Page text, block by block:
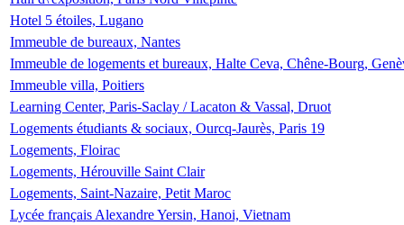
Hotel 5 étoiles, Lugano
Immeuble de bureaux, Nantes
Immeuble de logements et bureaux, Halte Ceva, Chêne-Bourg,
Immeuble villa, Poitiers
Learning Center, Paris-Saclay / Lacaton & Vassal, Druot
Logements étudiants & sociaux, Ourcq-Jaurès, Paris 19
Logements, Floirac
Logements, Hérouville Saint Clair
Logements, Saint-Nazaire, Petit Maroc
Lycée français Alexandre Yersin, Hanoi, Vietnam